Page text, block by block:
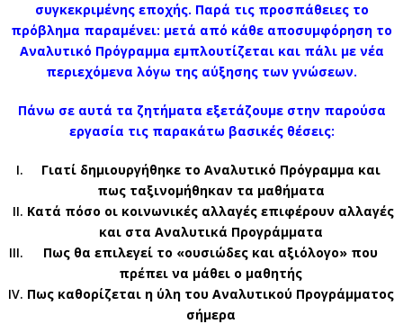
συγκεκριμένης εποχής. Παρά τις προσπάθειες το
πρόβλημα παραμένει: μετά από κάθε αποσυμφόρηση το
Αναλυτικό Πρόγραμμα εμπλουτίζεται και πάλι με νέα
περιεχόμενα λόγω της αύξησης των γνώσεων.
Πάνω σε αυτά τα ζητήματα εξετάζουμε στην παρούσα
εργασία τις παρακάτω βασικές θέσεις:
Γιατί δημιουργήθηκε το Αναλυτικό Πρόγραμμα και
πως ταξινομήθηκαν τα μαθήματα
Κατά πόσο οι κοινωνικές αλλαγές επιφέρουν αλλαγές
και στα Αναλυτικά Προγράμματα
Πως θα επιλεγεί το «ουσιώδες και αξιόλογο» που
πρέπει να μάθει ο μαθητής
Πως καθορίζεται η ύλη του Αναλυτικού Προγράμματος
σήμερα